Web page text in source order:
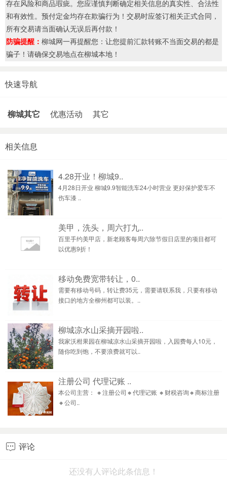
存在风险和商品瑕疵。您应谨慎判断确定相关信息的真实性、合法性
和有效性。预付定金均存在欺骗行为！交易时应签订相关正式合同，
所有交易请当面确认无误后再付款！
防骗提醒： 柳城网一再提醒您：让您提前汇款转账不当面交易的都是
骗子！请确保交易地点在柳城本地！
快速导航
柳城其它 优惠活动 其它
相关信息
4.28开业！柳城9..
4月28日开业 柳城9.9智能洗车24小时营业 更好保护爱车不
伤车漆 ..
美甲，洗头，周六打九..
百里手约美甲店，新老顾客每周六除节假日店里的项目都可
以优惠9折！
移动免费宽带转让，0..
需要有移动号码，转让费35元，需要请联系我，只要有移动
接口的地方全柳州都可以装。..
柳城凉水山采摘开园啦..
我家沃柑果园在柳城凉水山采摘开园啦，入园费每人10元，
随你吃到饱，不要浪费就可以..
注册公司 代理记账 ..
本公司主营： 🔸注册公司🔸代理记账 🔸财税咨询🔸商标注册
🔸公司..
 评论
还没有人评论此条信息！